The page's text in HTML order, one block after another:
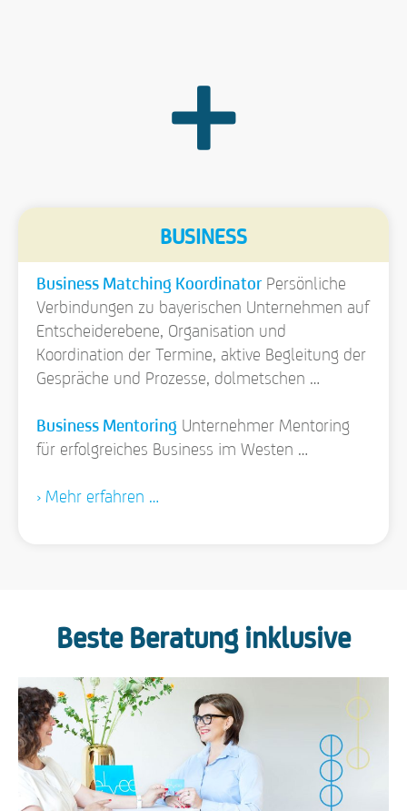
+
BUSINESS
Business Matching KoordinatorPersönliche
Verbindungen zu bayerischen Unternehmen auf
Entscheiderebene, Organisation und
Koordination der Termine, aktive Begleitung der
Gespräche und Prozesse, dolmetschen …
Business Mentoring Unternehmer Mentoring
für erfolgreiches Business im Westen …
› Mehr erfahren …
Beste Beratung inklusive